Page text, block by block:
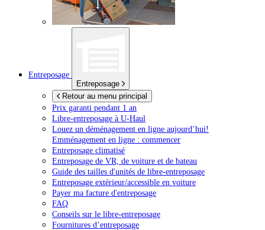
Entreposage
Entreposage
Retour au menu principal
Prix garanti pendant 1 an
Libre-entreposage à U-Haul
Louez un déménagement en ligne aujourd’hui!
Emménagement en ligne : commencer
Entreposage climatisé
Entreposage de VR, de voiture et de bateau
Guide des tailles d'unités de libre-entreposage
Entreposage extérieur/accessible en voiture
Payer ma facture d'entreposage
FAQ
Conseils sur le libre-entreposage
Fournitures d’entreposage